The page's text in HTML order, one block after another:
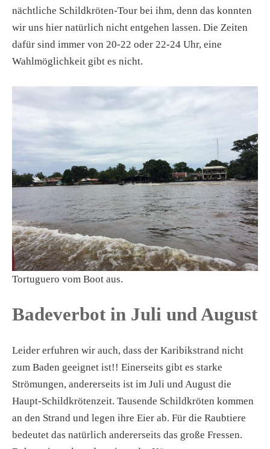
nächtliche Schildkröten-Tour bei ihm, denn das konnten
wir uns hier natürlich nicht entgehen lassen. Die Zeiten
dafür sind immer von 20-22 oder 22-24 Uhr, eine
Wahlmöglichkeit gibt es nicht.
Tortuguero vom Boot aus.
Badeverbot in Juli und August
Leider erfuhren wir auch, dass der Karibikstrand nicht
zum Baden geeignet ist!! Einerseits gibt es starke
Strömungen, andererseits ist im Juli und August die
Haupt-Schildkrötenzeit. Tausende Schildkröten kommen
an den Strand und legen ihre Eier ab. Für die Raubtiere
bedeutet das natürlich andererseits das große Fressen.